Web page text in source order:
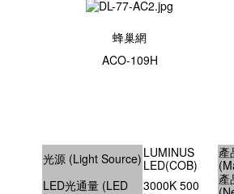
蜂巢網
ACO-109H
光源 (Light Source) LUMINUS
LED(COB)
產
LED光通量 (LED
3000K 500
產